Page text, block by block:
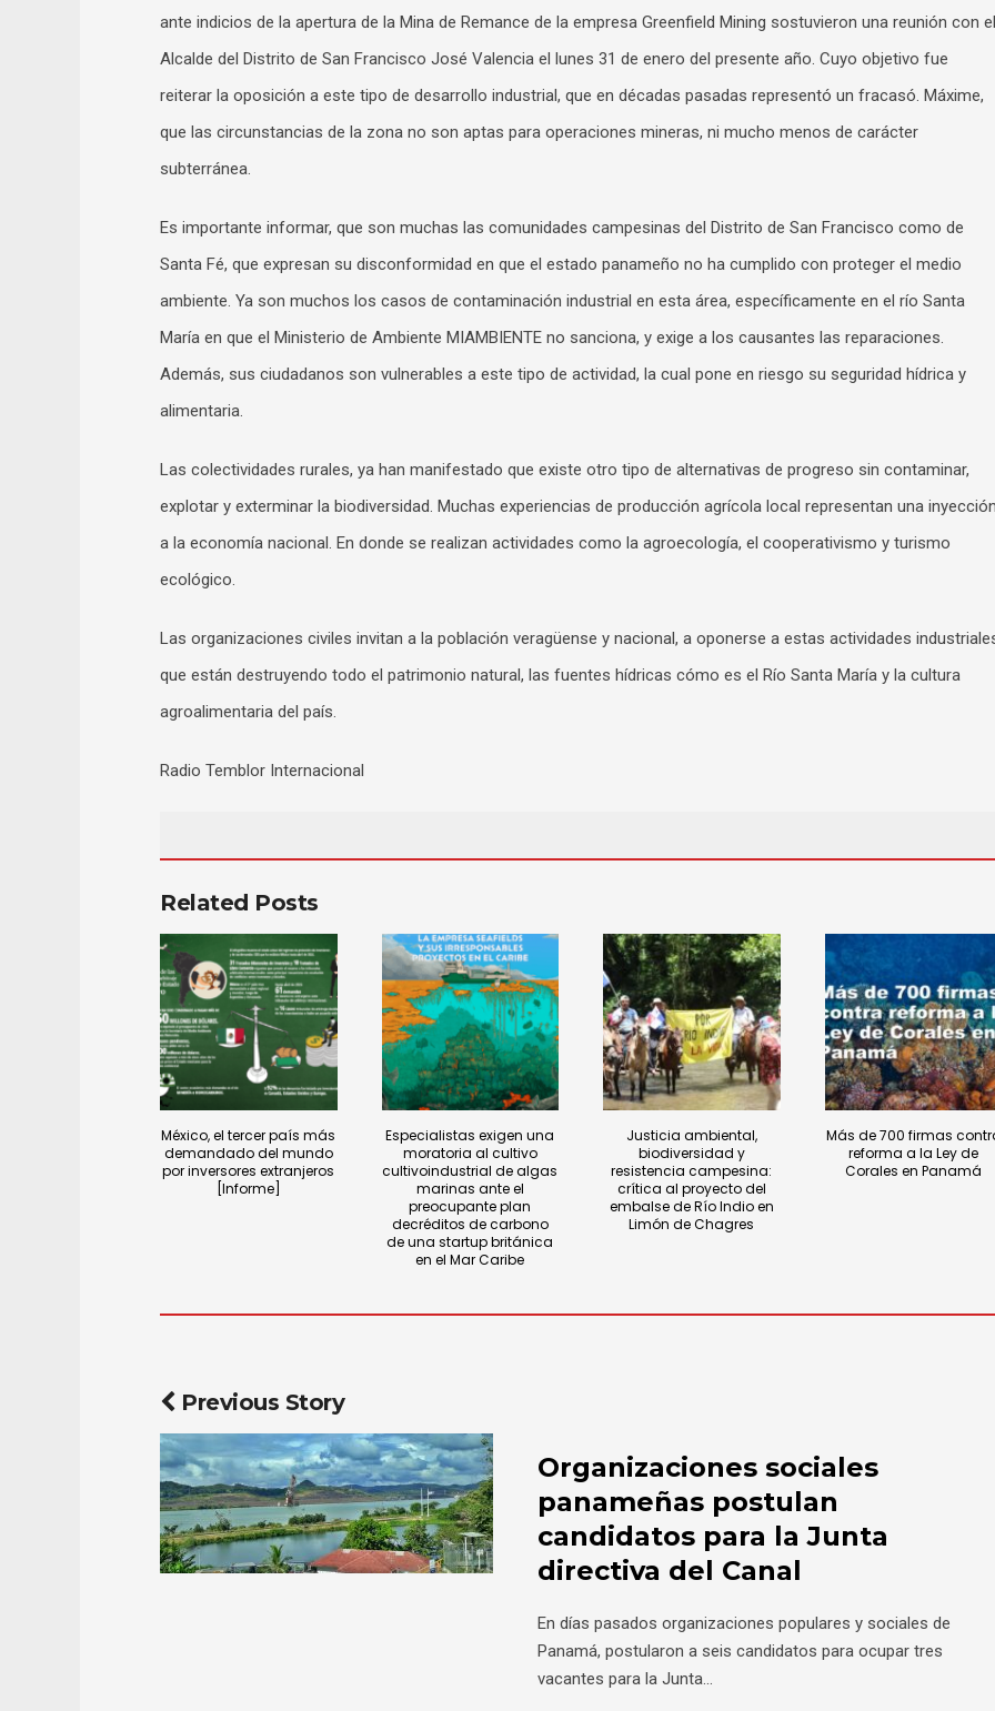
ante indicios de la apertura de la Mina de Remance de la empresa Greenfield Mining sostuvieron una reunión con el
Alcalde del Distrito de San Francisco José Valencia el lunes 31 de enero del presente año. Cuyo objetivo fue
reiterar la oposición a este tipo de desarrollo industrial, que en décadas pasadas representó un fracasó. Máxime,
que las circunstancias de la zona no son aptas para operaciones mineras, ni mucho menos de carácter
subterránea.
Es importante informar, que son muchas las comunidades campesinas del Distrito de San Francisco como de
Santa Fé, que expresan su disconformidad en que el estado panameño no ha cumplido con proteger el medio
ambiente. Ya son muchos los casos de contaminación industrial en esta área, específicamente en el río Santa
María en que el Ministerio de Ambiente MIAMBIENTE no sanciona, y exige a los causantes las reparaciones.
Además, sus ciudadanos son vulnerables a este tipo de actividad, la cual pone en riesgo su seguridad hídrica y
alimentaria.
Las colectividades rurales, ya han manifestado que existe otro tipo de alternativas de progreso sin contaminar,
explotar y exterminar la biodiversidad. Muchas experiencias de producción agrícola local representan una
a la economía nacional. En donde se realizan actividades como la agroecología, el cooperativismo y turismo
ecológico.
Las organizaciones civiles invitan a la población veragüense y nacional, a oponerse a estas actividades
que están destruyendo todo el patrimonio natural, las fuentes hídricas cómo es el Río Santa María y la cultura
agroalimentaria del país.
Radio Temblor Internacional
Related Posts
México, el tercer país más
demandado del mundo
por inversores extranjeros
[Informe]
Especialistas exigen una
moratoria al cultivo
cultivoindustrial de algas
marinas ante el
preocupante plan
decréditos de carbono
de una startup británica
en el Mar Caribe
Justicia ambiental,
biodiversidad y
resistencia campesina:
crítica al proyecto del
embalse de Río Indio en
Limón de Chagres
Más de 700 firmas
reforma a la Ley de
Corales en Panamá
Previous Story
Organizaciones sociales
panameñas postulan
candidatos para la Junta
directiva del Canal
En días pasados organizaciones populares y sociales de
Panamá, postularon a seis candidatos para ocupar tres
vacantes para la Junta...